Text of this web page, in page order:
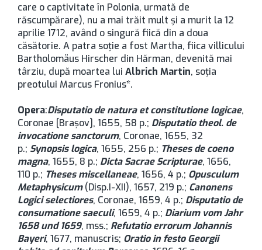
care o captivitate în Polonia, urmată de
răscumpărare), nu a mai trăit mult şi a murit la 12
aprilie 1712, având o singură fiică din a doua
căsătorie. A patra soţie a fost Martha, fiica villicului
Bartholomäus Hirscher din Hărman, devenită mai
târziu, după moartea lui Albrich Martin, soţia
preotului Marcus Fronius*.
Opera:Disputatio de natura et constitutione logicae,
Coronae [Brașov], 1655, 58 p.; Disputatio theol. de
invocatione sanctorum, Coronae, 1655, 32
p.; Synopsis logica, 1655, 256 p.; Theses de coeno
magna, 1655, 8 p.; Dicta Sacrae Scripturae, 1656,
110 p.; Theses miscellaneae, 1656, 4 p.; Opusculum
Metaphysicum(Disp.I-XII), 1657, 219 p.; Canonens
Logici selectiores, Coronae, 1659, 4 p.; Disputatio de
consumatione saeculi, 1659, 4 p.; Diarium vom Jahr
1658 und 1659, mss.; Refutatio errorum Johannis
Bayeri, 1677, manuscris; Oratio in festo Georgii